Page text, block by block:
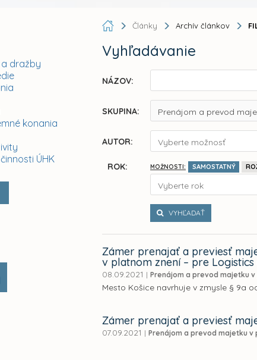
dražby
konania
ÚHK
Články Archív článkov
Vyhľadávanie
NÁZOV:
SKUPINA: Prenájom a prevod
AUTOR: Vyberte možnosť
ROK: MOŽNOSTI: SAMOSTATNÝ
Vyberte rok
VYHĽADAŤ
Zámer prenajať a previesť
v platnom znení – pre Logistics
08.09.2021 | Prenájom a prevod majetku
Mesto Košice navrhuje v zmysle § 9a
Zámer prenajať a previesť
07.09.2021 | Prenájom a prevod majetku